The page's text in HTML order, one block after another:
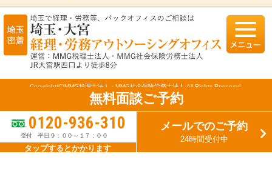
無料面談ご予約
0120-936-310
受付 平日９：００～１７：００
タップするとかかります
メールでのご予約
24時間受付中
Copyright(C)MMG税理士法人・MMG社会保険労務士法人 All Rights Reserved.
モバイル PC